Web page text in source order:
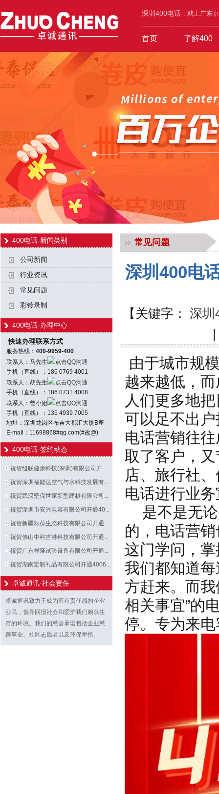
深圳400电话 ，就上广东
首页 了解400
400价值 400功能
600元年套餐
工业/环保/能源 机械/设备/五金
400电话-新闻类别
公司新闻
行业资讯
常见问题
彩铃录制
400电话-办理中心
快速办理联系方式
服务热线： 400-9959-400
联系人：马先生
点击QQ沟通
手机（直线）：186 0769 4001
联系人：胡先生
点击QQ沟通
手机（直线）：186 0731 4008
联系人：曾小姐
点击QQ沟通
手机（直线）：135 4939 7005
地址：深圳龙岗区布吉大都汇大厦B座
E-mail：11698868#qq.com(#改@)
400电话-签约动态
祝贺纽联健康科技(深圳)有限公司开...
祝贺深圳福能达空气与水科技发展有...
祝贺武汉坚保世家新型建材有限公司...
祝贺深圳市安兴电容有限公司开通40...
祝贺新疆耘葆生态科技有限公司开通...
祝贺佛山中科吉港科技有限公司开通...
祝贺广东祥隆试验设备有限公司开通...
祝贺湖南定制礼品有限公司开通4006...
卓诚通讯-社会责任
卓诚通讯致力于成为富有责任感的企业
公民，倡导回报社会和爱护我们赖以生
存的环境。我们的慈善承诺包括企业慈
善事业、社区志愿者以及环保举措。
常见问题
深圳400电
【关键字： 深圳
由于城市规
越来越低，
人们更多地
可以足不出
电话营销往
取了客户，
店、旅行社
电话进行业
是不是无论
的，电话营
这门学问，
我们都知道
方赶来。而
相关事宜”的
停。专为来